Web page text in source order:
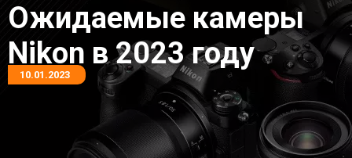
Ожидаемые камеры
Nikon в 2023 году
10.01.2023